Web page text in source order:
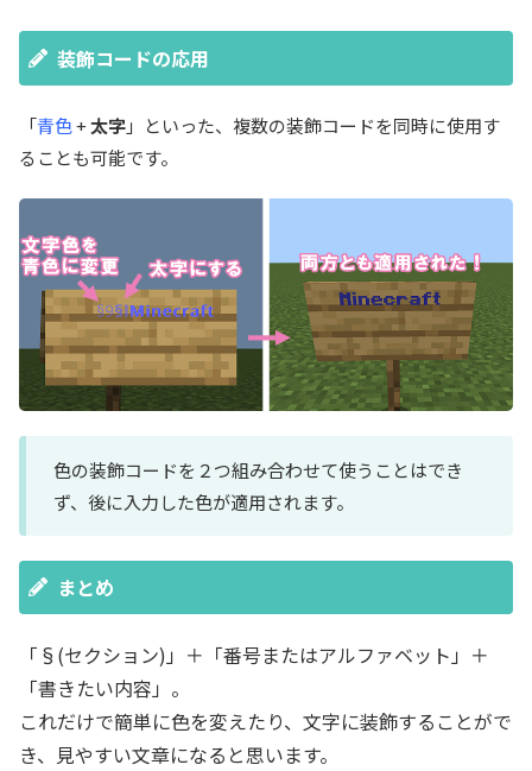
装飾コードの応用
「青色+太字」といった、複数の装飾コードを同時に使用す
ることも可能です。
色の装飾コードを２つ組み合わせて使うことはでき
ず、後に入力した色が適用されます。
まとめ
「§(セクション)」＋「番号またはアルファベット」＋
「書きたい内容」。
これだけで簡単に色を変えたり、文字に装飾することがで
き、見やすい文章になると思います。